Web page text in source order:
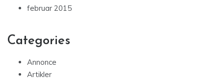
februar 2015
Categories
Annonce
Artikler